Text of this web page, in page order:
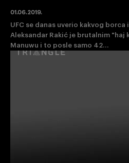
01.06.2019.
UFC se danas uverio kakvog borca
Aleksandar Rakić je brutalnim "haj
Manuwu i to posle samo 42...